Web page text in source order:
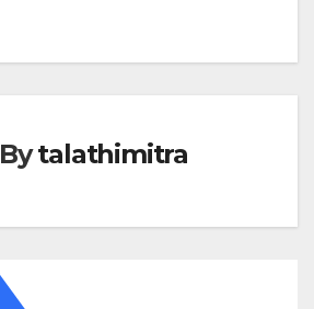
Bytalathimitra